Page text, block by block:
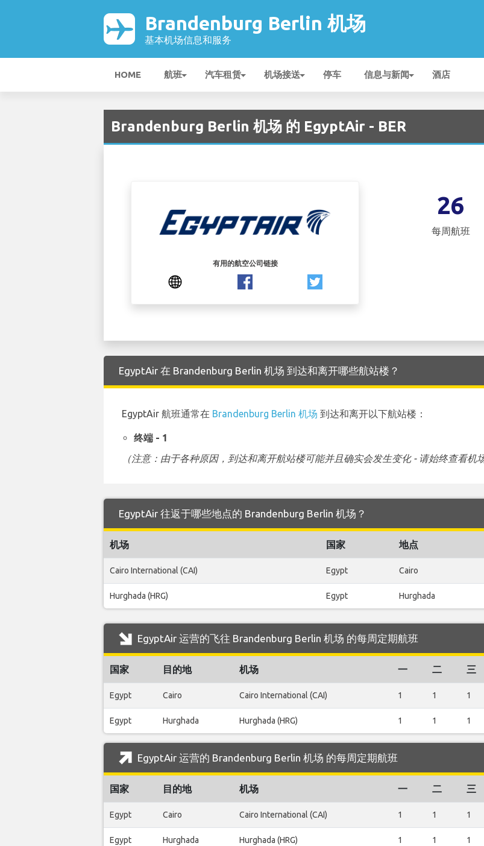
Brandenburg Berlin 机场
基本机场信息和服务
HOME 航班 汽车租赁 机场接送 停车 信息与新闻 酒店
Brandenburg Berlin 机场 的 EgyptAir - BER
有用的航空公司链接
26
每周航班
EgyptAir 在 Brandenburg Berlin 机场 到达和离开哪些航站楼？
EgyptAir 航班通常在 Brandenburg Berlin 机场 到达和离开以下航站楼：
终端 - 1
（注意：由于各种原因，到达和离开航站楼可能并且确实会发生变化 - 请始终查看机
EgyptAir 往返于哪些地点的 Brandenburg Berlin 机场？
机场 国家 地点
Cairo International (CAI) Egypt Cairo
Hurghada (HRG) Egypt Hurghada
EgyptAir 运营的飞往 Brandenburg Berlin 机场 的每周定期航班
国家 目的地 机场 一 二 三
Egypt Cairo Cairo International (CAI) 1 1 1
Egypt Hurghada Hurghada (HRG) 1 1 1
EgyptAir 运营的 Brandenburg Berlin 机场 的每周定期航班
国家 目的地 机场 一 二 三
Egypt Cairo Cairo International (CAI) 1 1 1
Egypt Hurghada Hurghada (HRG) 1 1 1